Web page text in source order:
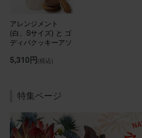
ブルーミーユーザーさん
素敵な！
ました。 温度差のない玄関に置いてい
ち！ サイズ感も良かったです。 玄関に
います♪
アレンジメント
(白、Sサイズ) と ゴ
ディバクッキーアソ
ト
5,310円(税込)
特集ページ